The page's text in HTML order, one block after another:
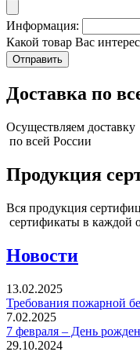
Информация:
Какой товар Вас
Доставка по
Осуществляем доставку
по всей России
Продукция
Вся продукция
сертификаты в каждой
Новости
13.02.2025
Требования пожарной
7.02.2025
7 февраля – День
29.10.2024